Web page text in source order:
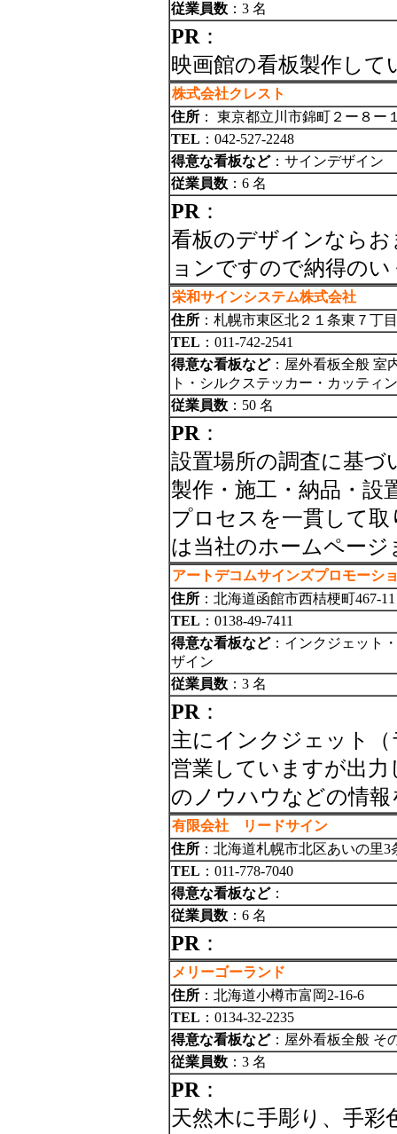
従業員数 ：3 名
PR ：
映画館の看板製作して
株式会社クレスト
住所 ： 東京都立川市錦町２ー８ー
TEL ：042-527-2248
得意な看板など：サインデザイン
従業員数 ：6 名
PR ：
看板のデザインなら
ョンですので納得の
栄和サインシステム株式会社
住所 ：札幌市東区北２１条東７丁
TEL ：011-742-2541
得意な看板など：屋外看板全般 室
ト・シルクステッカー・カッティ
従業員数 ：50 名
PR ：
設置場所の調査に基
製作・施工・納品・
プロセスを一貫して
は当社のホームペー
アートデコムサインズプロモーシ
住所 ：北海道函館市西桔梗町467-11
TEL ：0138-49-7411
得意な看板など：インクジェット
ザイン
従業員数 ：3 名
PR ：
主にインクジェット
営業していますが出力
のノウハウなどの情
有限会社 リードサイン
住所 ：北海道札幌市北区あいの里3
TEL ：011-778-7040
得意な看板など：
従業員数 ：6 名
PR ：
メリーゴーランド
住所 ：北海道小樽市富岡2-16-6
TEL ：0134-32-2235
得意な看板など：屋外看板全般 そ
従業員数 ：3 名
PR ：
天然木に手彫り、手彩